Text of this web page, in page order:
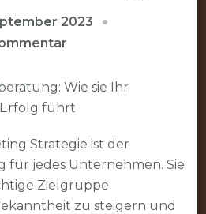
2023
zu
Wachstum
durch
Marketing
Strategieberatung
Wie sie Ihr
führt
Strategie ist der
für jedes Unternehmen. Sie
Zielgruppe
zu steigern und